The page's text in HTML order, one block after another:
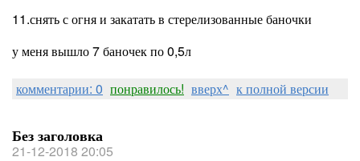
11.снять с огня и закатать в стерелизованные баночки
у меня вышло 7 баночек по 0,5л
комментарии: 0 понравилось! вверх^ к полной версии
Без заголовка
21-12-2018 20:05